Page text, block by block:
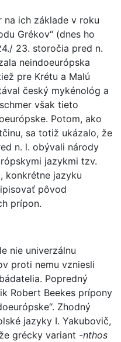
na ich základe v roku
Grékov“ (dnes ho
23. storočia pred n.
neindoeurópska
pre Krétu a Malú
český mykénológ a
však tieto
Potom, ako
sa totiž ukázalo, že
n. l. obývali národy
jazykmi tzv.
konkrétne jazyku
pôvod
prípon.
nie univerzálnu
proti nemu vzniesli
Popredný
Robert Beekes prípony
Zhodný
jazyky I. Yakubovič,
grécky variant -nthos